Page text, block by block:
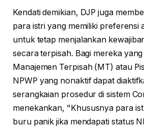
Kendati demikian, DJP juga
para istri yang memiliki preferensi
untuk tetap menjalankan
secara terpisah. Bagi mereka
Manajemen Terpisah (MT) atau
NPWP yang nonaktif dapat
serangkaian prosedur di sistem
menekankan, "Khususnya para
buru panik jika mendapati status